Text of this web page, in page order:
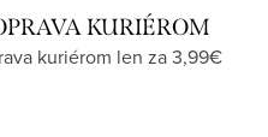
KURIÉROM
kuriérom len za 3,99€